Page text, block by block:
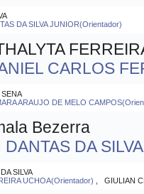
DA SILVA JUNIOR(Orientador)
CARLOS
SENA
ARAUJO DE MELO
Bezerra
DANTAS DA
SILVA
UCHOA(Orientador) , GIULIAN